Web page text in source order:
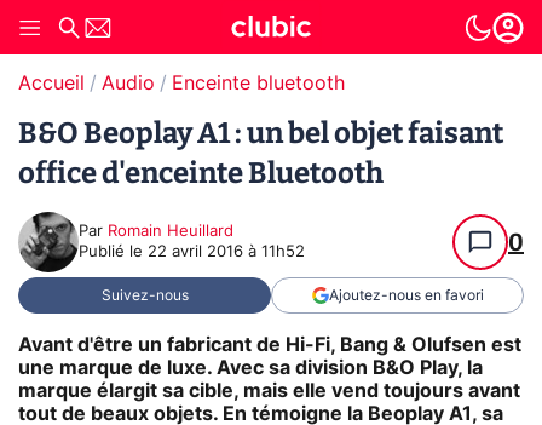
Accueil Audio Enceinte bluetooth
B&O Beoplay A1 : un bel objet faisant
office d'enceinte Bluetooth
Par Romain Heuillard
Publié le 22 avril 2016 à 11h52 0
Suivez-nous Ajoutez-nous en favori
Avant d'être un fabricant de Hi-Fi, Bang & Olufsen est
une marque de luxe. Avec sa division B&O Play, la
marque élargit sa cible, mais elle vend toujours avant
tout de beaux objets. En témoigne la Beoplay A1, sa